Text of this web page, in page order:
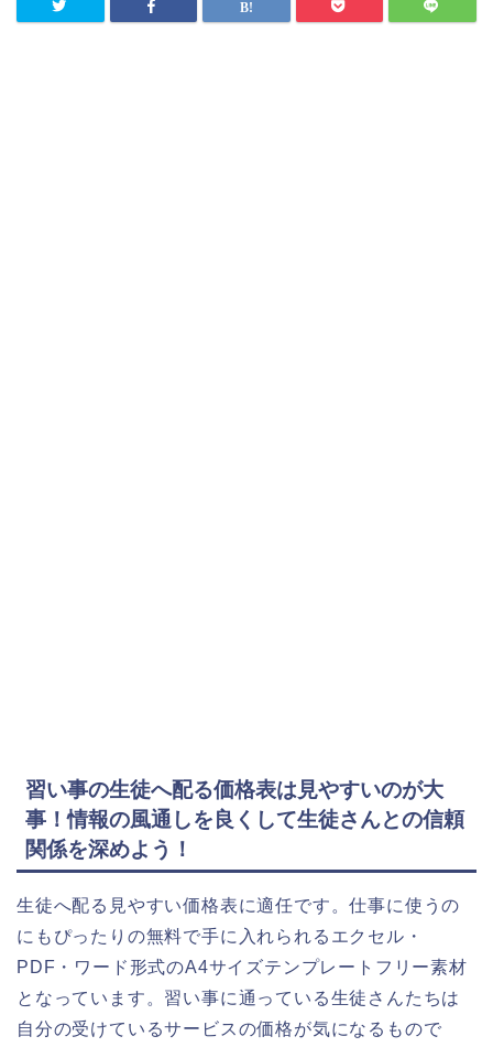
習い事の生徒へ配る価格表は見やすいのが大
事！情報の風通しを良くして生徒さんとの信頼
関係を深めよう！
生徒へ配る見やすい価格表に適任です。仕事に使うの
にもぴったりの無料で手に入れられるエクセル・
PDF・ワード形式のA4サイズテンプレートフリー素材
となっています。習い事に通っている生徒さんたちは
自分の受けているサービスの価格が気になるもので